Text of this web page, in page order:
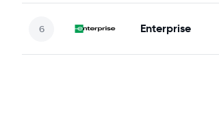
Enterprise